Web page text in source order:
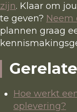
zijn. Klaar om
te geven? Neem
plannen graag
Hoe werkt
oplevering?